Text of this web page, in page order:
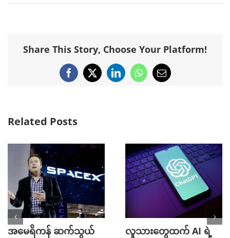
Share This Story, Choose Your Platform!
Facebook
X LinkedInWhatsApp
Email
Related Posts
အမေရိကန် ဆက်သွယ်
လူသားတွေထက် AI ရဲ့